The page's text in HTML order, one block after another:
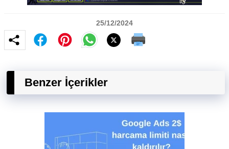
25/12/2024
Benzer İçerikler